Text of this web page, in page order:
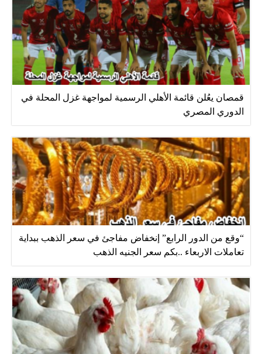
قمصان يعُلن قائمة الأهلي الرسمية لمواجهة غزل المحلة في
الدوري المصري
“وقع من الدور الرابع” إنخفاض مفاجئ في سعر الذهب ببداية
تعاملات الاربعاء ..بكم سعر الجنيه الذهب